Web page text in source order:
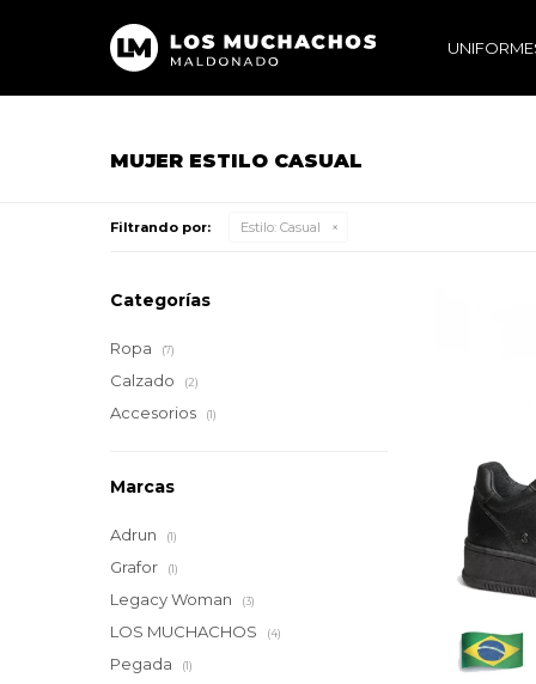
MUJER ESTILO CASUAL
Filtrando por: Estilo: Casual
Categorías
Ropa (7)
Calzado (2)
Accesorios (1)
Marcas
Adrun (1)
Grafor (1)
Legacy Woman (3)
LOS MUCHACHOS (4)
Pegada (1)